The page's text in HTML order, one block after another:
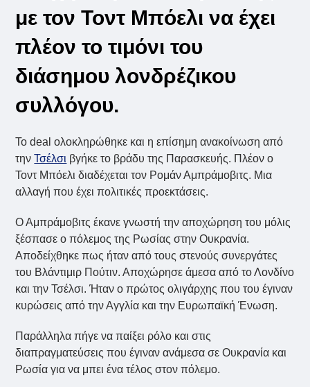
με τον Τοντ Μπόελι να έχει
πλέον το τιμόνι του
διάσημου λονδρέζικου
συλλόγου.
Το deal ολοκληρώθηκε και η επίσημη ανακοίνωση από
τηνΤσέλσι βγήκε το βράδυ της Παρασκευής. Πλέον ο
Τοντ Μπόελι διαδέχεται τον Ρομάν Αμπράμοβιτς. Μια
αλλαγή που έχει πολιτικές προεκτάσεις.
Ο Αμπράμοβιτς έκανε γνωστή την αποχώρηση του μόλις
ξέσπασε ο πόλεμος της Ρωσίας στην Ουκρανία.
Αποδείχθηκε πως ήταν από τους στενούς συνεργάτες
του Βλάντιμιρ Πούτιν. Αποχώρησε άμεσα από το Λονδίνο
και την Τσέλσι. Ήταν ο πρώτος ολιγάρχης που του έγιναν
κυρώσεις από την Αγγλία και την Ευρωπαϊκή Ένωση.
Παράλληλα πήγε να παίξει ρόλο και στις
διαπραγματεύσεις που έγιναν ανάμεσα σε Ουκρανία και
Ρωσία για να μπει ένα τέλος στον πόλεμο.